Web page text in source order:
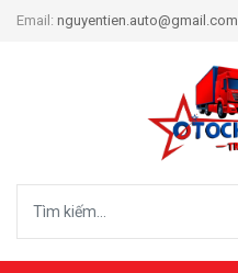
Email: nguyentien.auto@gmail.com